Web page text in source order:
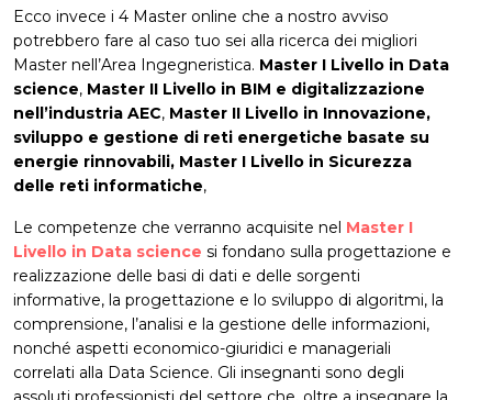
Ecco invece i 4 Master online che a nostro avviso
potrebbero fare al caso tuo sei alla ricerca dei migliori
Master nell’Area Ingegneristica. Master I Livello in Data
science, Master II Livello in BIM e digitalizzazione
nell’industria AEC, Master II Livello in Innovazione,
sviluppo e gestione di reti energetiche basate su
energie rinnovabili, Master I Livello in Sicurezza
delle reti informatiche,
Le competenze che verranno acquisite nel Master I
Livello in Data science si fondano sulla progettazione e
realizzazione delle basi di dati e delle sorgenti
informative, la progettazione e lo sviluppo di algoritmi, la
comprensione, l’analisi e la gestione delle informazioni,
nonché aspetti economico-giuridici e manageriali
correlati alla Data Science. Gli insegnanti sono degli